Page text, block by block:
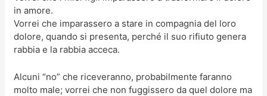
in amore.
Vorrei che imparassero a stare in compagnia del loro
dolore, quando si presenta, perché il suo rifiuto genera
rabbia e la rabbia acceca.
Alcuni “no” che riceveranno, probabilmente faranno
molto male; vorrei che non fuggissero da quel dolore ma